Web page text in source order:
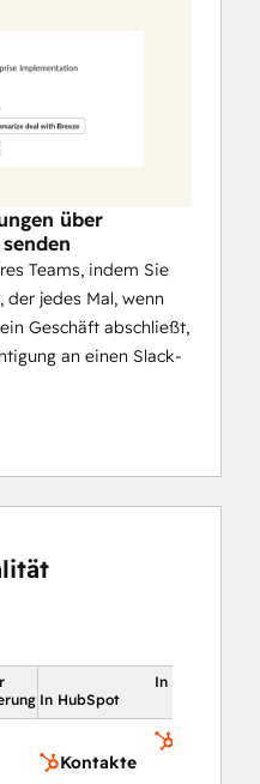
über
Teams, indem Sie
jedes Mal, wenn
Geschäft abschließt,
an einen Slack-
In HubSpot
In HubSpot
Kontakte